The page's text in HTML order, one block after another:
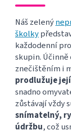
Náš zelený
školky
každodenní
skupin.
znečištěním i
prodlužuje
snadno
zůstávají vždy
snímatelný,
údržbu, což